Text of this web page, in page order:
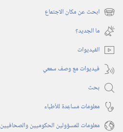
نافذة ابحث عن مكان الاجتماع (يفتح
نافذة
جديدة)
ما الجديد؟‏
الفيديوات
فيديوات مع وصف سمعي
بحث
معلومات مساعِدة للأطباء
معلومات للمسؤولين الحكوميين والصحافيين